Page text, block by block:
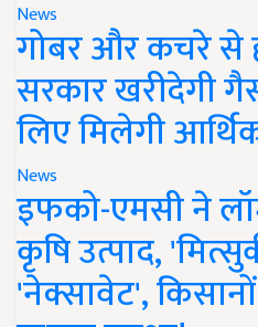
News
गोबर और कचरे से
सरकार खरीदेगी
लिए मिलेगी
News
इफको-एमसी ने
कृषि उत्पाद,
'नेक्सावेट',